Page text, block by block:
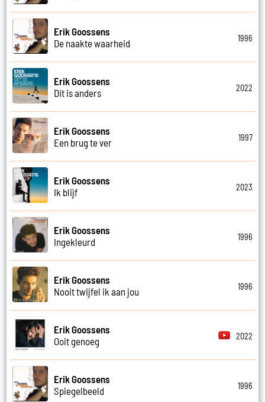
Erik Goossens
De naakte waarheid
1996
Erik Goossens
Dit is anders
2022
Erik Goossens
Een brug te ver
1997
Erik Goossens
Ik blijf
2023
Erik Goossens
Ingekleurd
1996
Erik Goossens
Nooit twijfel ik aan jou
1996
Erik Goossens
Ooit genoeg
2022
Erik Goossens
Spiegelbeeld
1996